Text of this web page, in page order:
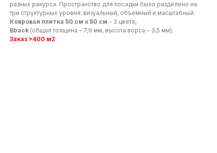
разных ракурса. Пространство для посадки было разделено на
три структурных уровня: визуальный, объемный и масштабный.
Ковровая плитка 50 см x 50 см - 3 цвета,
Bback (общая толщина – 7,9 мм, высота ворса – 3,5 мм);
Заказ >400 м2